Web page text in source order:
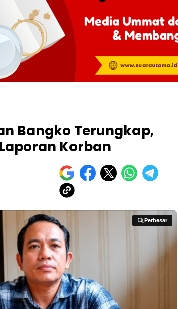
Bangko Terungkap,
Korban
Perbesar
Perbesar